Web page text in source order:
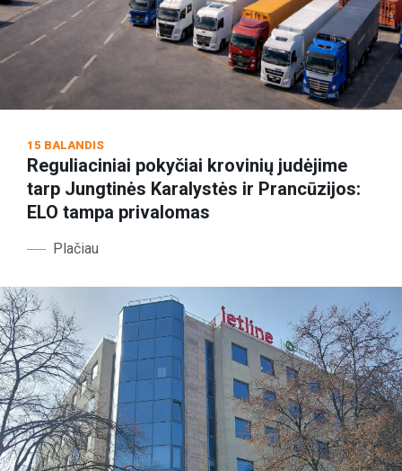
15 BALANDIS
Reguliaciniai pokyčiai krovinių judėjime
tarp Jungtinės Karalystės ir Prancūzijos:
ELO tampa privalomas
Plačiau